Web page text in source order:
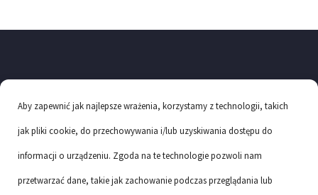
Aby zapewnić jak najlepsze wrażenia, korzystamy z technologii, takich
jak pliki cookie, do przechowywania i/lub uzyskiwania dostępu do
informacji o urządzeniu. Zgoda na te technologie pozwoli nam
przetwarzać dane, takie jak zachowanie podczas przeglądania lub